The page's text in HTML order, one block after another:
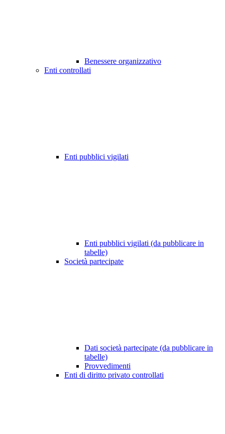
Benessere organizzativo
Enti controllati
Enti pubblici vigilati
Enti pubblici vigilati (da pubblicare in
tabelle)
Società partecipate
Dati società partecipate (da pubblicare in
tabelle)
Provvedimenti
Enti di diritto privato controllati